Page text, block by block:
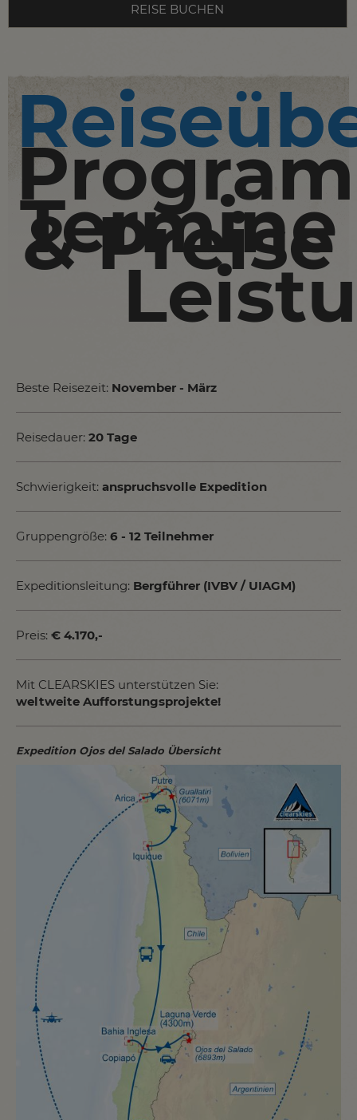
REISE BUCHEN
Termine
& Preise
Beste Reisezeit: November - März
Reisedauer: 20 Tage
Schwierigkeit: anspruchsvolle Expedition
Gruppengröße: 6 - 12 Teilnehmer
Expeditionsleitung: Bergführer (IVBV / UIAGM)
Preis: € 4.170,-
Mit CLEARSKIES unterstützen Sie:
weltweite Aufforstungsprojekte!
Expedition Ojos del Salado Übersicht